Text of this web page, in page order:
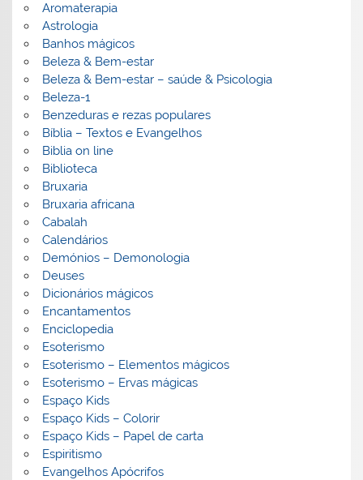
Aromaterapia
Astrologia
Banhos mágicos
Beleza & Bem-estar
Beleza & Bem-estar – saúde & Psicologia
Beleza-1
Benzeduras e rezas populares
Bíblia – Textos e Evangelhos
Biblia on line
Biblioteca
Bruxaria
Bruxaria africana
Cabalah
Calendários
Demónios – Demonologia
Deuses
Dicionários mágicos
Encantamentos
Enciclopedia
Esoterismo
Esoterismo – Elementos mágicos
Esoterismo – Ervas mágicas
Espaço Kids
Espaço Kids – Colorir
Espaço Kids – Papel de carta
Espiritismo
Evangelhos Apócrifos